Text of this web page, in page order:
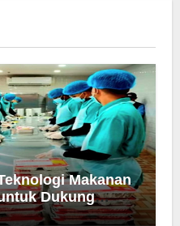
Makanan
Dukung